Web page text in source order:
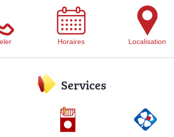
Horaires Localisation
Services